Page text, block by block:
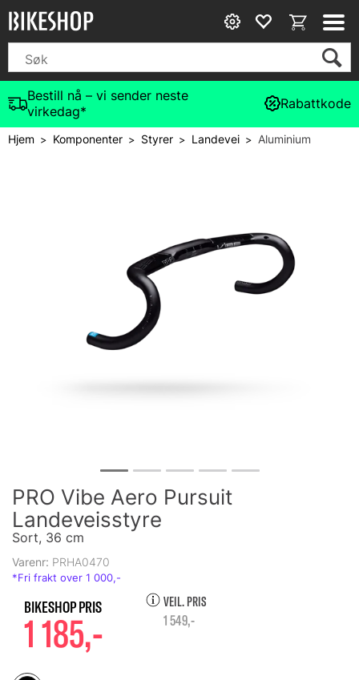
Bestill nå – vi sender neste
virkedag*
Rabattkode
Hjem> Komponenter> Styrer> Landevei>Aluminium
PRO Vibe Aero Pursuit
Landeveisstyre
Sort, 36 cm
Varenr: PRHA0470
1 185,-
VEIL. PRIS
1 549,-